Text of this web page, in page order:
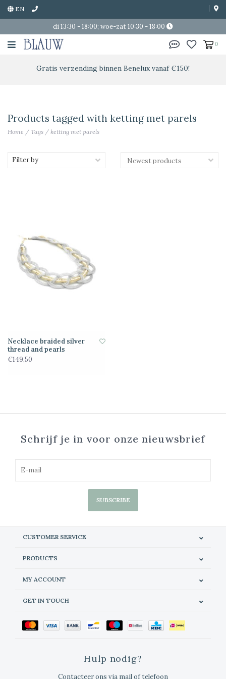
EN
di 13:30 - 18:00; woe-zat 10:30 - 18:00
0
Gratis verzending binnen Benelux vanaf €150!
Products tagged with ketting met parels
Home / Tags / ketting met parels
Filter by
Necklace braided silver
thread and pearls
€149,50
Schrijf je in voor onze nieuwsbrief
SUBSCRIBE
CUSTOMER SERVICE
PRODUCTS
MY ACCOUNT
GET IN TOUCH
Hulp nodig?
Contacteer ons via mail of telefoon